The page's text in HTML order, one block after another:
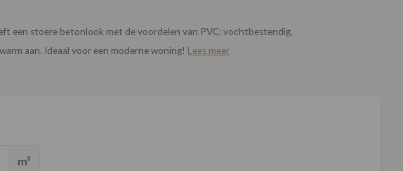
een stoere betonlook met de voordelen van PVC: vochtbestendig,
aan. Ideaal voor een moderne woning! Lees meer
m²